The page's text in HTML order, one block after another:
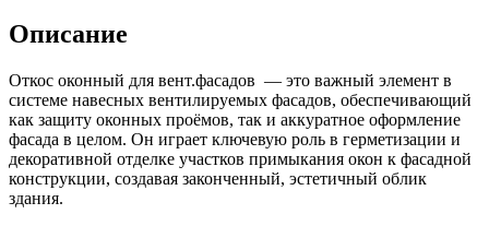
Описание
Откос оконный для вент.фасадов — это важный элемент в
системе навесных вентилируемых фасадов, обеспечивающий
как защиту оконных проёмов, так и аккуратное оформление
фасада в целом. Он играет ключевую роль в герметизации и
декоративной отделке участков примыкания окон к фасадной
конструкции, создавая законченный, эстетичный облик
здания.